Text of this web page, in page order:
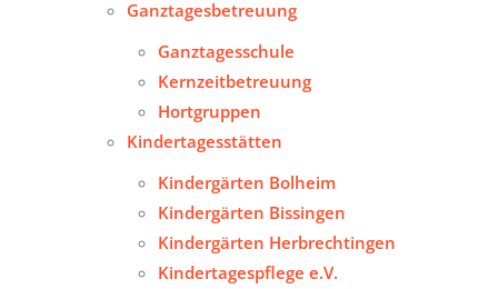
Ganztagesbetreuung
Ganztagesschule
Kernzeitbetreuung
Hortgruppen
Kindertagesstätten
Kindergärten Bolheim
Kindergärten Bissingen
Kindergärten Herbrechtingen
Kindertagespflege e.V.